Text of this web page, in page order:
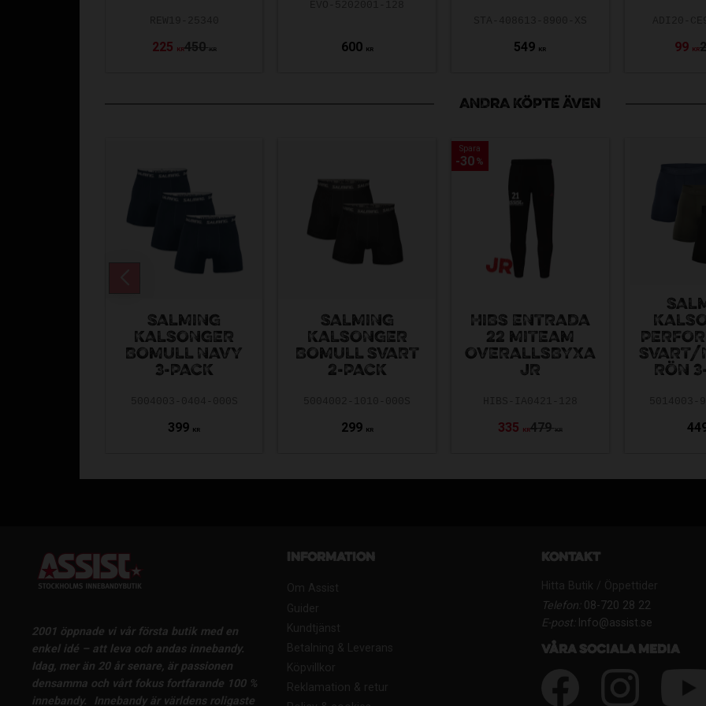
225 KR450 KR 600 KR 549 KR 99 KR
ANDRA KÖPTE ÄVEN
SALMING
KALSONGER
BOMULL NAVY
3-PACK
399 KR
SALMING
KALSONGER
BOMULL SVART
2-PACK
299 KR
Spara
30 %
HIBS ENTRADA
22 MITEAM
OVERALLSBYXA
JR
335 KR479 KR
Spara
30 %
RÖN
2001 öppnade vi vår första butik med en
enkel idé – att leva och andas innebandy.
Idag, mer än 20 år senare, är passionen
densamma och vårt fokus fortfarande 100 %
innebandy.
Innebandy är världens roligaste
Information
Om Assist
Guider
Kundtjänst
Betalning & Leverans
Köpvillkor
Reklamation & retur
Kontakt
Hitta Butik / Öppettider
Telefon:08-720 28 22
E-post:Info@assist.se
Våra sociala media